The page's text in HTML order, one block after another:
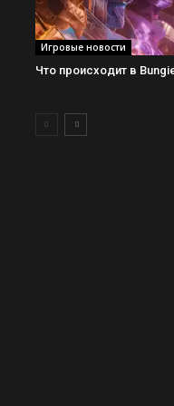
Игровые новости
Что происходит в